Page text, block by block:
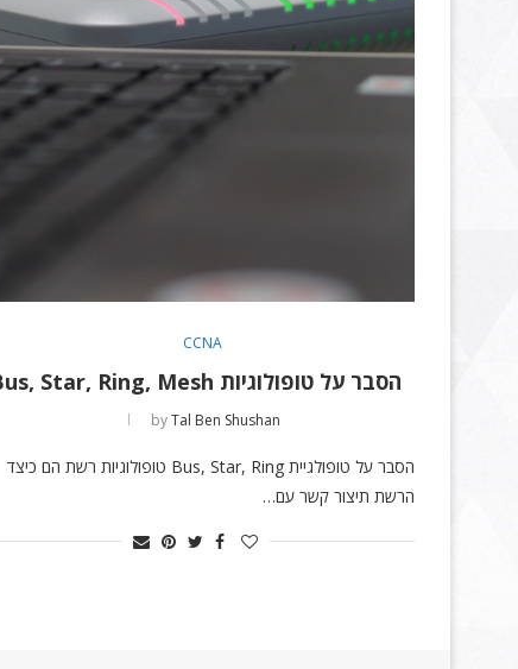
CCNA
הסבר על טופולוגיות Bus, Star, Ring, Mesh
byTal Ben Shushan
הסבר על טופולגיית Bus, Star, Ring טופולוגיות רשת הם כיצד
הרשת תיצור קשר עם…